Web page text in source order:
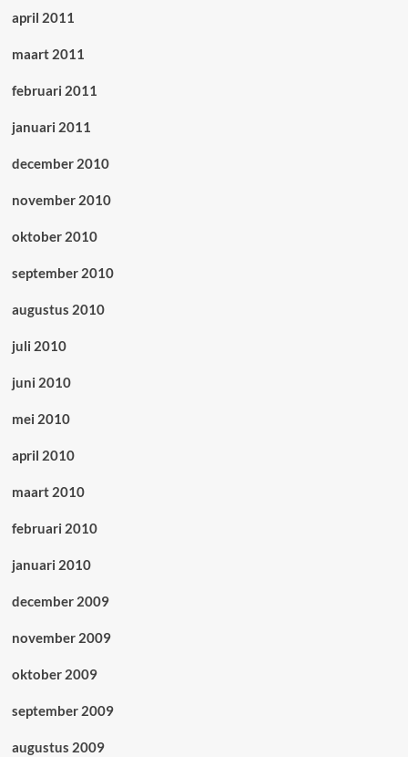
april 2011
maart 2011
februari 2011
januari 2011
december 2010
november 2010
oktober 2010
september 2010
augustus 2010
juli 2010
juni 2010
mei 2010
april 2010
maart 2010
februari 2010
januari 2010
december 2009
november 2009
oktober 2009
september 2009
augustus 2009